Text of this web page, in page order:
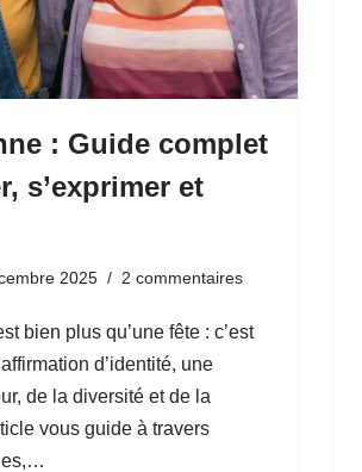
: Guide complet
s’exprimer et
2025 2 commentaires
bien plus qu’une fête : c’est
d’identité, une
de la diversité et de la
vous guide à travers